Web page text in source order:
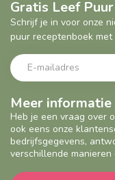
Meer informatie
Heb je een vraag over
ook eens onze
bedrijfsgegevens,
verschillende
Gratis Leef
Schrijf je in voor onze
puur receptenboek